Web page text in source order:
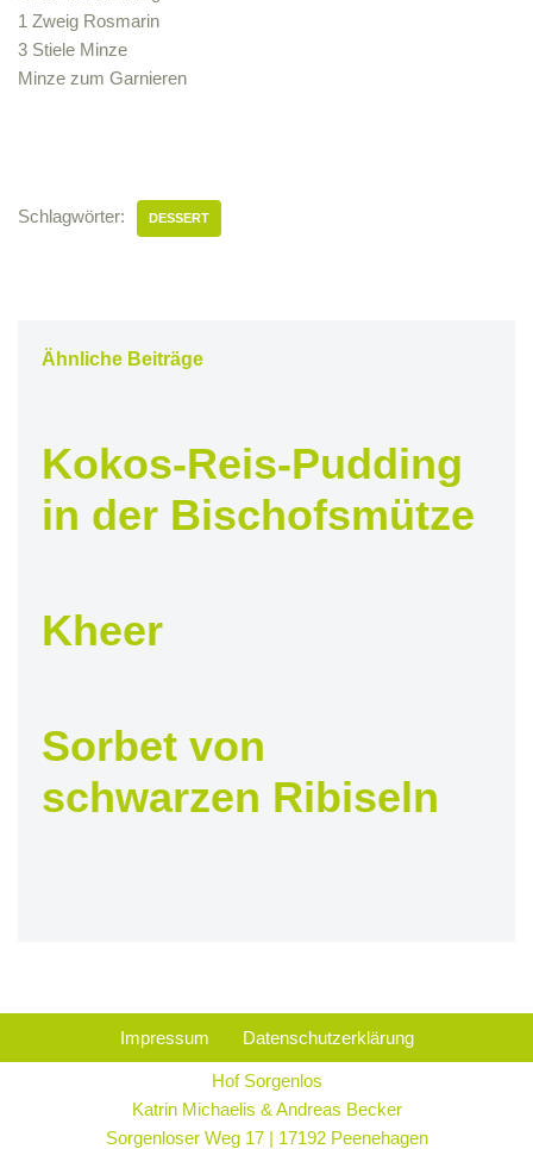
1 Zweig Rosmarin
3 Stiele Minze
Minze zum Garnieren
Schlagwörter: DESSERT
Ähnliche Beiträge
Kokos-Reis-Pudding
in der Bischofsmütze
Kheer
Sorbet von
schwarzen Ribiseln
Impressum Datenschutzerklärung
Hof Sorgenlos
Katrin Michaelis & Andreas Becker
Sorgenloser Weg 17 | 17192 Peenehagen